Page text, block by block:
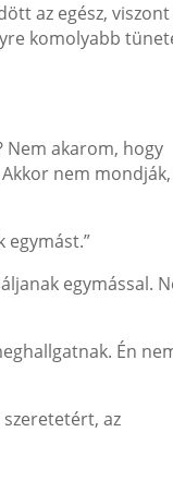
az egész, viszont
komolyabb
Nem akarom, hogy
nem mondják,
egymást.”
egymással.
Én
az